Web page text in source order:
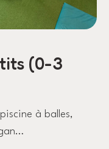
(0-3
à balles,